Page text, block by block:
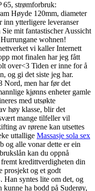
65, strømforbruk:
Høyde 120mm, diameter
inn ytterligere leveranser
mit fantastischer Aussicht
wohnen!
vi kaller Internett
mot finalen har jeg fått
over<3 Tiden er inne for å
og gi det siste jeg har.
Nord, men har før det
kjønns enheter gamle
med utsøkte
høy klasse, blir det
mange tilfeller vil
av rørene kan utsettes
uttallige Massasje sola sex
og alle vonar dette er ein
kan du oppnå
kredittverdigheten din
prosjekt og et godt
Han syntes lite om det, og
kunne ha bodd på Suderøy,